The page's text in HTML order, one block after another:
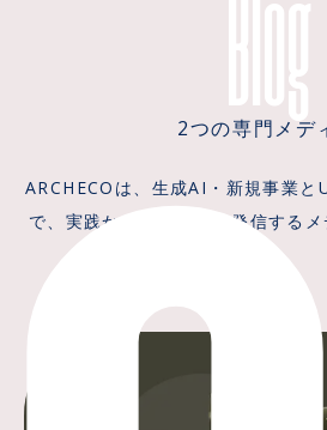
2つの専門メデ
ARCHECOは、生成AI・新規事業
で、実践から得た知見を発信するメ
す。